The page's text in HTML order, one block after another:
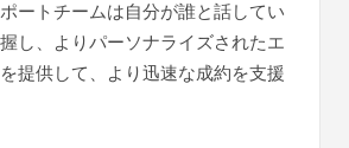
ートチームは自分が誰と話してい
し、よりパーソナライズされたエ
提供して、より迅速な成約を支援